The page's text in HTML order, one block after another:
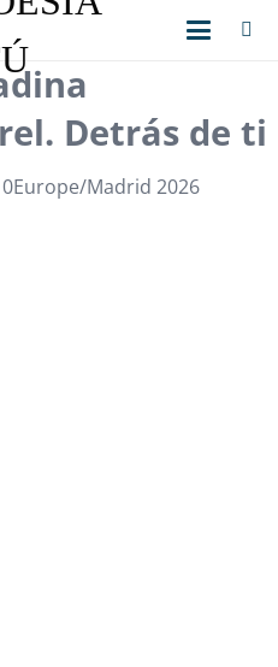
a Roberto
Lo que veo